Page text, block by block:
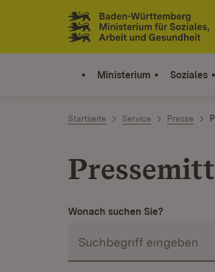
Zum Inhalt springen
Link zur Startseite
Ministerium Soziales
Startseite Service Presse
Wonach suchen Sie?